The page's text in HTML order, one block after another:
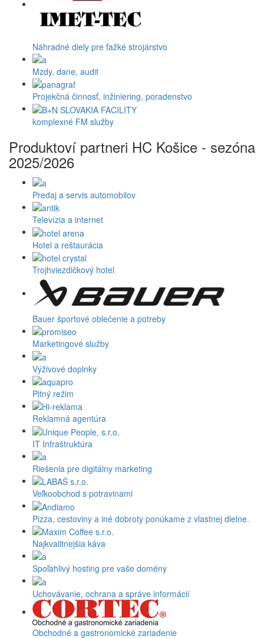
Náhradné diely pre ťažké strojárstvo
Mzdy, dane, audit
Projekčná činnosť, inžiniering, poradenstvo
komplexné FM služby
Produktoví partneri HC Košice - sezóna
2025/2026
Predaj a servis automobilov
Televízia a internet
Hotel a reštaurácia
Trojhviezdičkový hotel
Bauer športové oblečenie a potreby
Marketingové služby
Výživové doplnky
Pitný režim
Reklamná agentúra
IT Infraštruktúra
Riešenia pre digitálny marketing
Veľkoobchod s potravinami
Pizza, cestoviny a iné dobroty ponúkame z vlastnej dielne.
Najkvalitnejšia káva
Spoľahlivý hosting pre vaše domény
Uchovávanie, ochrana a správe informácií
Obchodné a gastronomické zariadenie